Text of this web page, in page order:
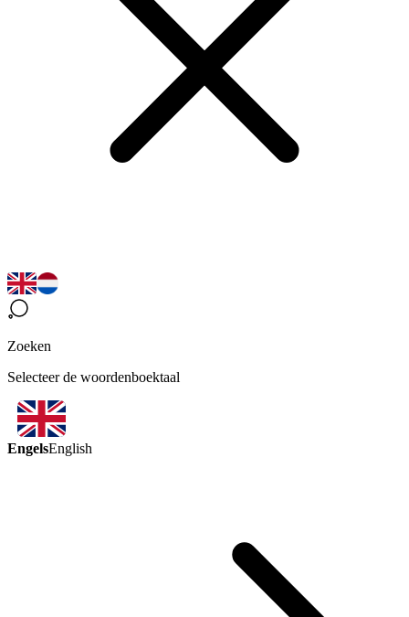
Zoeken
Selecteer de woordenboektaal
EngelsEnglish